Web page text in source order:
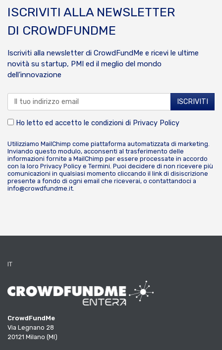
ISCRIVITI ALLA NEWSLETTER
DI CROWDFUNDME
Iscriviti alla newsletter di CrowdFundMe e ricevi le ultime
novità su startup, PMI ed il meglio del mondo
dell’innovazione
Ho letto ed accetto le condizioni di Privacy Policy
Utilizziamo MailChimp come piattaforma automatizzata di marketing.
Inviando questo modulo, acconsenti al trasferimento delle
informazioni fornite a MailChimp per essere processate in accordo
con la loro Privacy Policy e Termini. Puoi decidere di non ricevere più
comunicazioni in qualsiasi momento cliccando il link di disiscrizione
presente a fondo di ogni email che riceverai, o contattandoci a
info@crowdfundme.it.
IT
CrowdFundMe
Via Legnano 28
20121 Milano (MI)